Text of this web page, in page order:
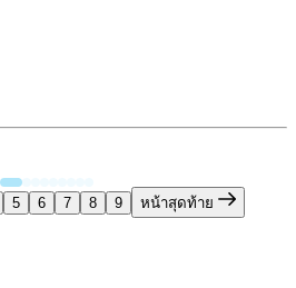
5 6 7 8 9 หน้าสุดท้าย